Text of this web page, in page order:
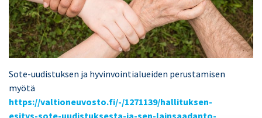
Sote-uudistuksen ja hyvinvointialueiden perustamisen
myötä
https://valtioneuvosto.fi/-/1271139/hallituksen-
esitys-sote-uudistuksesta-ja-sen-lainsaadanto-